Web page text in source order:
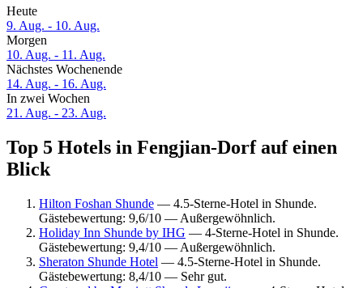
Heute
9. Aug. - 10. Aug.
Morgen
10. Aug. - 11. Aug.
Nächstes Wochenende
14. Aug. - 16. Aug.
In zwei Wochen
21. Aug. - 23. Aug.
Top 5 Hotels in Fengjian-Dorf auf einen
Blick
Hilton Foshan Shunde — 4.5-Sterne-Hotel in Shunde.
Gästebewertung: 9,6/10 — Außergewöhnlich.
Holiday Inn Shunde by IHG — 4-Sterne-Hotel in Shunde.
Gästebewertung: 9,4/10 — Außergewöhnlich.
Sheraton Shunde Hotel — 4.5-Sterne-Hotel in Shunde.
Gästebewertung: 8,4/10 — Sehr gut.